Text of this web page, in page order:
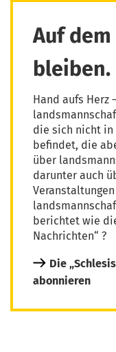
Auf
bleiben.
Hand aufs Herz
die sich nicht
befindet, die
über
darunter auch
berichtet wie
Nachrichten“ ?
Die
abonnieren